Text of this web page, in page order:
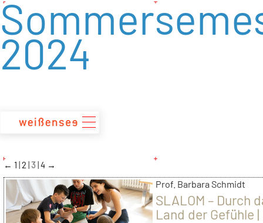
zum
Inhalt
2024
← 1 2 3 4 →
Prof. Barbara Schmidt
SLALOM – Durch
Land der Gefühle